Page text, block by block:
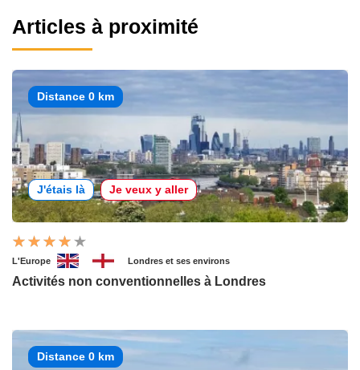
Articles à proximité
Distance 0 km
J'étais là Je veux y aller
L'Europe Londres et ses environs
Activités non conventionnelles à Londres
Distance 0 km